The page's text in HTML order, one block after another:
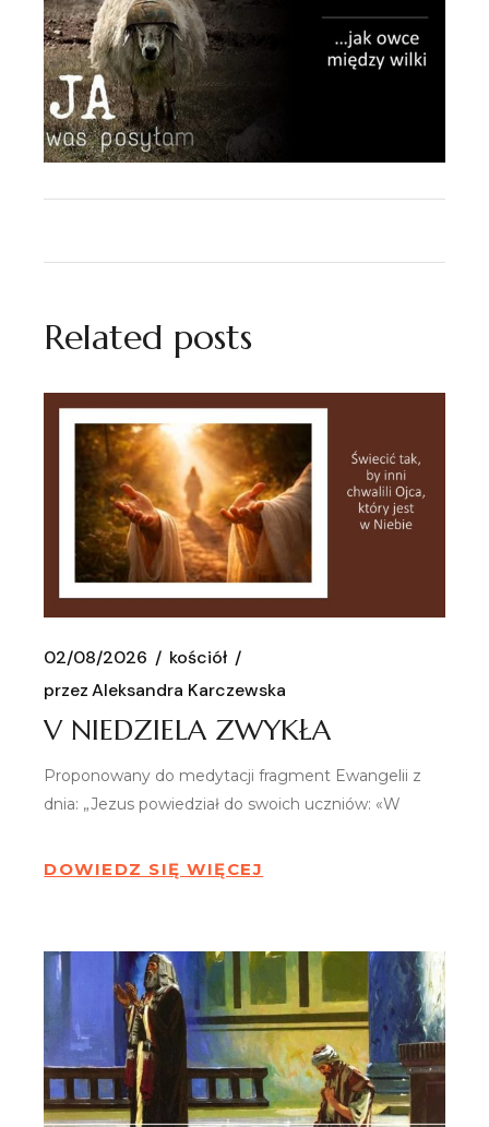
Related posts
02/08/2026
kościół
przez Aleksandra Karczewska
V NIEDZIELA ZWYKŁA
Proponowany do medytacji fragment Ewangelii z
dnia: „Jezus powiedział do swoich uczniów: «W
DOWIEDZ SIĘ WIĘCEJ